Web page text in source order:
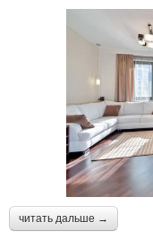
читать дальше →